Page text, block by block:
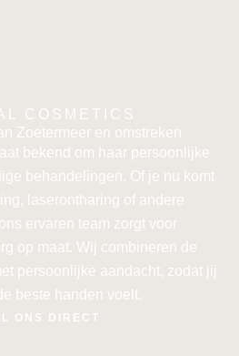
COSMETICS
Zoetermeer en omstreken
bekend om haar persoonlijke
behandelingen. Of je nu komt
laserontharing of andere
ervaren team zorgt voor
op maat. Wij combineren de
persoonlijke aandacht, zodat jij
beste handen voelt.
ONS DIRECT